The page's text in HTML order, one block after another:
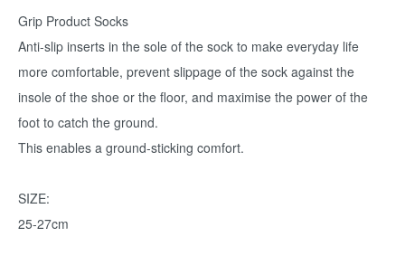
Grip Product Socks
Anti-slip inserts in the sole of the sock to make everyday life
more comfortable, prevent slippage of the sock against the
insole of the shoe or the floor, and maximise the power of the
foot to catch the ground.
This enables a ground-sticking comfort.
SIZE:
25-27cm